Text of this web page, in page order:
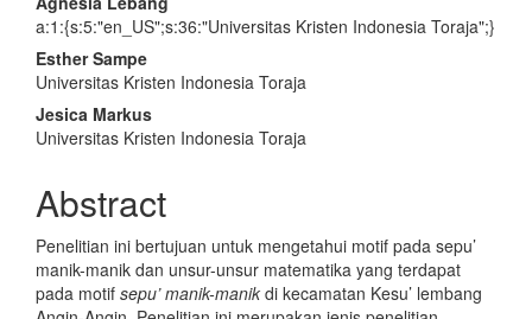
Article
Content
a:1:{s:5:"en_US";s:36:"Universitas Kristen Indonesia Toraja";}
Esther Sampe
Universitas Kristen Indonesia Toraja
Jesica Markus
Universitas Kristen Indonesia Toraja
Abstract
Penelitian ini bertujuan untuk mengetahui motif pada sepu’
manik-manik dan unsur-unsur matematika yang terdapat
pada motif sepu’ manik-manik di kecamatan Kesu’ lembang